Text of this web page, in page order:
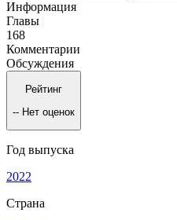
Информация
Главы
168
Комментарии
Обсуждения
Рейтинг
-- Нет оценок
Год выпуска
2022
Страна